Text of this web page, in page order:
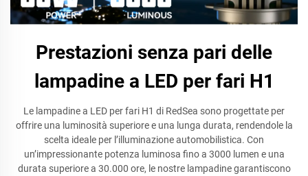
Prestazioni senza pari delle
lampadine a LED per fari H1
Le lampadine a LED per fari H1 di RedSea sono progettate per
offrire una luminosità superiore e una lunga durata, rendendole la
scelta ideale per l’illuminazione automobilistica. Con
un’impressionante potenza luminosa fino a 3000 lumen e una
durata superiore a 30.000 ore, le nostre lampadine garantiscono